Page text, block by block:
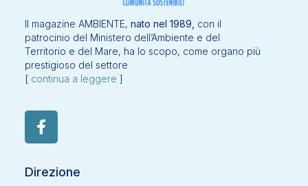
Il magazine AMBIENTE, nato nel 1989, con il
patrocinio del Ministero dell’Ambiente e del
Territorio e del Mare, ha lo scopo, come organo più
prestigioso del settore
[ continua a leggere ]
Direzione